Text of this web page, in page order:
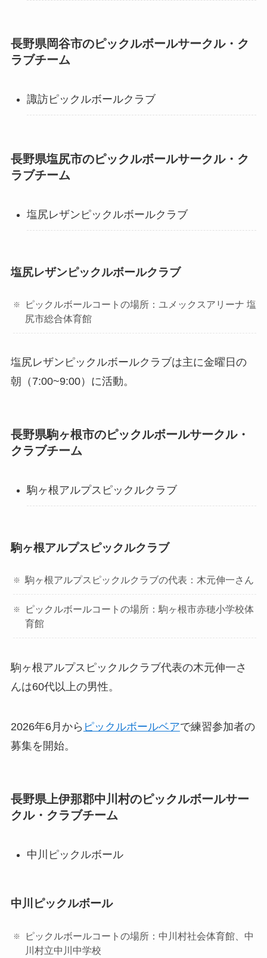
長野県岡谷市のピックルボールサークル・ク
ラブチーム
諏訪ピックルボールクラブ
長野県塩尻市のピックルボールサークル・ク
ラブチーム
塩尻レザンピックルボールクラブ
塩尻レザンピックルボールクラブ
ピックルボールコートの場所：ユメックスアリーナ 塩
尻市総合体育館
塩尻レザンピックルボールクラブは主に金曜日の
朝（7:00~9:00）に活動。
長野県駒ヶ根市のピックルボールサークル・
クラブチーム
駒ヶ根アルプスピックルクラブ
駒ヶ根アルプスピックルクラブ
駒ヶ根アルプスピックルクラブの代表：木元伸一さん
ピックルボールコートの場所：駒ヶ根市赤穂小学校体
育館
駒ヶ根アルプスピックルクラブ代表の木元伸一さ
んは60代以上の男性。
2026年6月から ピックルボールベアで練習参加者の
募集を開始。
長野県上伊那郡中川村のピックルボールサー
クル・クラブチーム
中川ピックルボール
中川ピックルボール
ピックルボールコートの場所：中川村社会体育館、中
川村立中川中学校